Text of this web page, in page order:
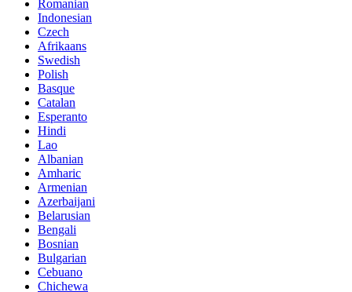
Romanian
Indonesian
Czech
Afrikaans
Swedish
Polish
Basque
Catalan
Esperanto
Hindi
Lao
Albanian
Amharic
Armenian
Azerbaijani
Belarusian
Bengali
Bosnian
Bulgarian
Cebuano
Chichewa